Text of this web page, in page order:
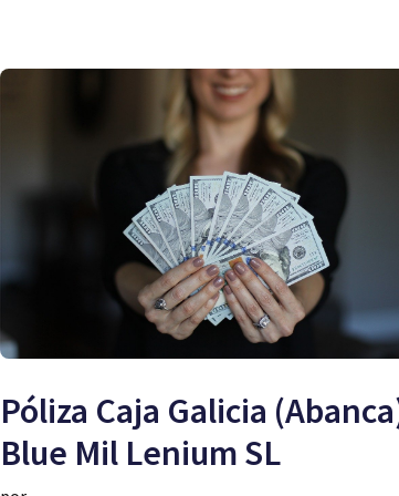
Póliza Caja Galicia
Blue Mil Lenium SL